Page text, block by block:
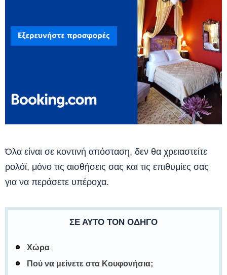
Όλα είναι σε κοντινή απόσταση, δεν θα χρειαστείτε
ρολόϊ, μόνο τις αισθήσεις σας και τις επιθυμίες σας
για να περάσετε υπέροχα.
ΣΕ ΑΥΤΌ ΤΟΝ ΟΔΗΓΌ
Χώρα
Πού να μείνετε στα Κουφονήσια;